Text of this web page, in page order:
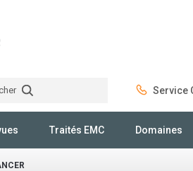
Service
Traités EMC Domaines